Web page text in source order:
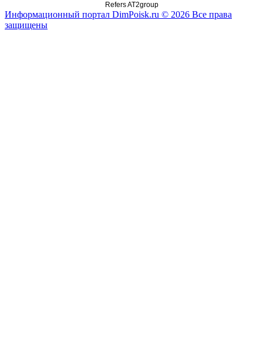
Refers AT2group
Информационный портал DimPoisk.ru © 2026 Все права
защищены